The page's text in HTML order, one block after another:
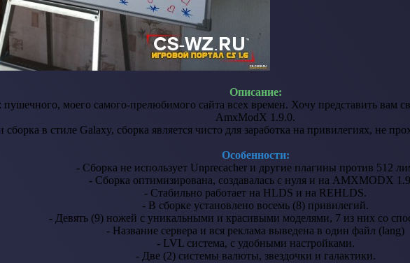
Описание:
моего самого-прелюбимого сайта всех времен. Хочу представить вам
AmxModX 1.9.0.
сборка в стиле Galaxy, сборка является чисто для заработка на привилегиях, не
Особенности:
- Сборка не использует Unprecacher и другие плагины против 512
- Сборка оптимизирована, создавалась с нуля и на AMXMODX
- Стабильно работает на HLDS и на REHLDS.
- В сборке установлено восемь (8) привилегий.
- Девять (9) ножей с уникальными и красивыми моделями, 7 из них со
- Название сервера и вся реклама выведена в один файл (lang)
- LVL система, с удобными настройками.
- Две (2) системы валюты, звездочки и галактики.